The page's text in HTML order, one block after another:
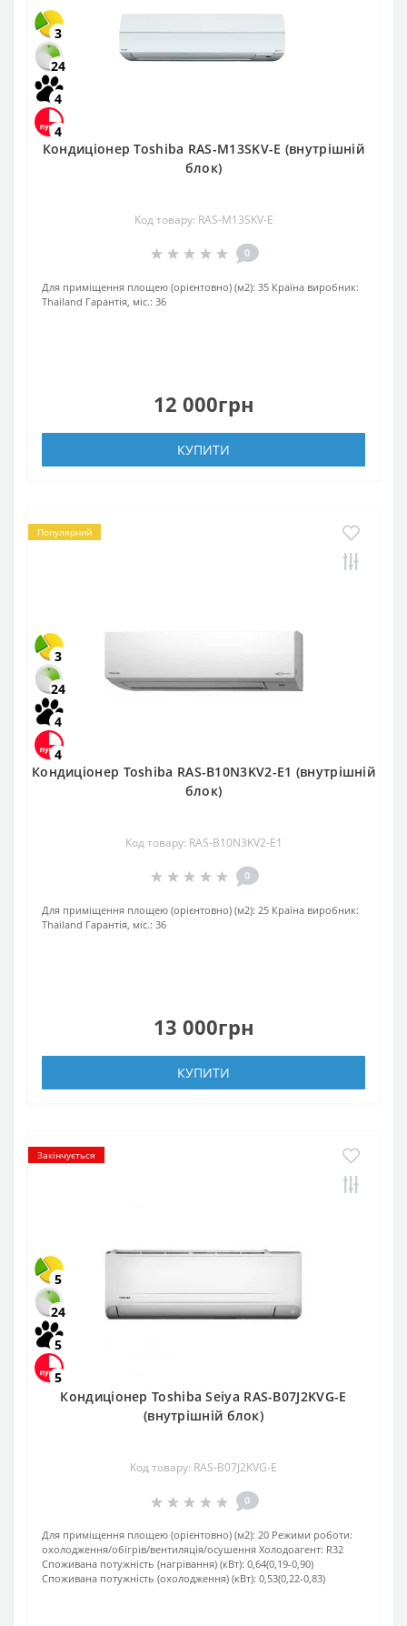
3
24
4
4
Кондиціонер Toshiba RAS-M13SKV-E (внутрішній
блок)
Код товару: RAS-M13SKV-E
0
Для приміщення площею (орієнтовно) (м2): 35 Країна виробник:
Thailand Гарантія, міс.: 36
12 000грн
КУПИТИ
Популярний
3
24
4
4
Кондиціонер Toshiba RAS-B10N3KV2-Е1 (внутрішній
блок)
Код товару: RAS-B10N3KV2-E1
0
Для приміщення площею (орієнтовно) (м2): 25 Країна виробник:
Thailand Гарантія, міс.: 36
13 000грн
КУПИТИ
Закінчується
5
24
5
5
Кондиціонер Toshiba Seiya RAS-B07J2KVG-E
(внутрішній блок)
Код товару: RAS-B07J2KVG-E
0
Для приміщення площею (орієнтовно) (м2): 20 Режими роботи:
охолодження/обігрів/вентиляція/осушення Холодоагент: R32
Споживана потужність (нагрівання) (кВт): 0,64(0,19-0,90)
Споживана потужність (охолодження) (кВт): 0,53(0,22-0,83)